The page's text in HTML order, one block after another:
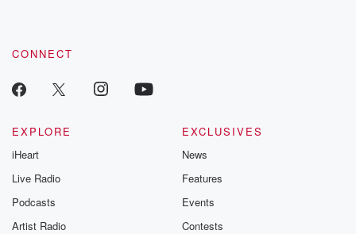
CONNECT
EXPLORE
iHeart
Live Radio
Podcasts
Artist Radio
EXCLUSIVES
News
Features
Events
Contests